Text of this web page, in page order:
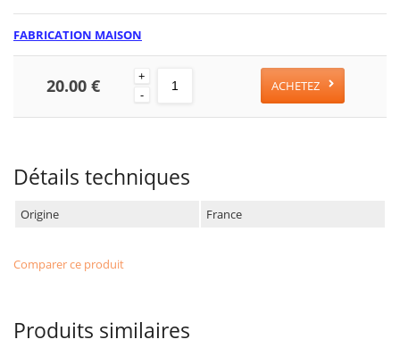
FABRICATION MAISON
20.00 €
+
-
ACHETEZ
Détails techniques
Origine France
Comparer ce produit
Produits similaires